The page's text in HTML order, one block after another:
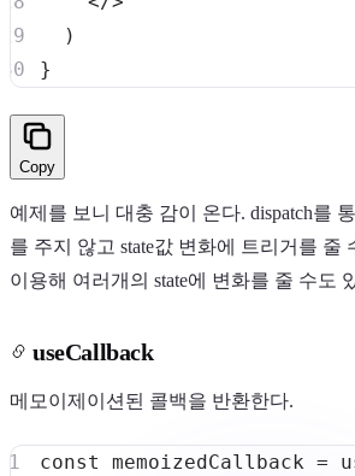
)
}
Copy
예제를 보니 대충 감이 온다. dispatch를
를 주지 않고 state값 변화에 트리거를 줄
이용해 여러개의 state에 변화를 줄 수도
useCallback
메모이제이션된 콜백을 반환한다.
const memoizedCallback =